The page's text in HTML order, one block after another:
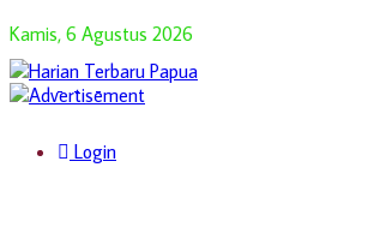
Kamis, 6 Agustus 2026
Login